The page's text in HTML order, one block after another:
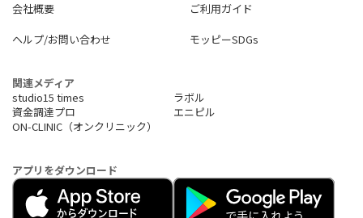
会社概要
ご利用ガイド
ヘルプ/お問い合わせ
モッピーSDGs
関連メディア
studio15 times
ラボル
資金調達プロ
エニピル
ON-CLINIC（オンクリニック）
アプリをダウンロード